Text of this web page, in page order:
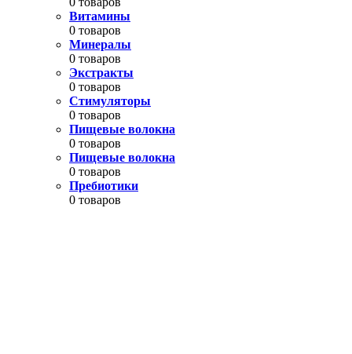
Витамины
0 товаров
Минералы
0 товаров
Экстракты
0 товаров
Стимуляторы
0 товаров
Пищевые волокна
0 товаров
Пищевые волокна
0 товаров
Пребиотики
0 товаров